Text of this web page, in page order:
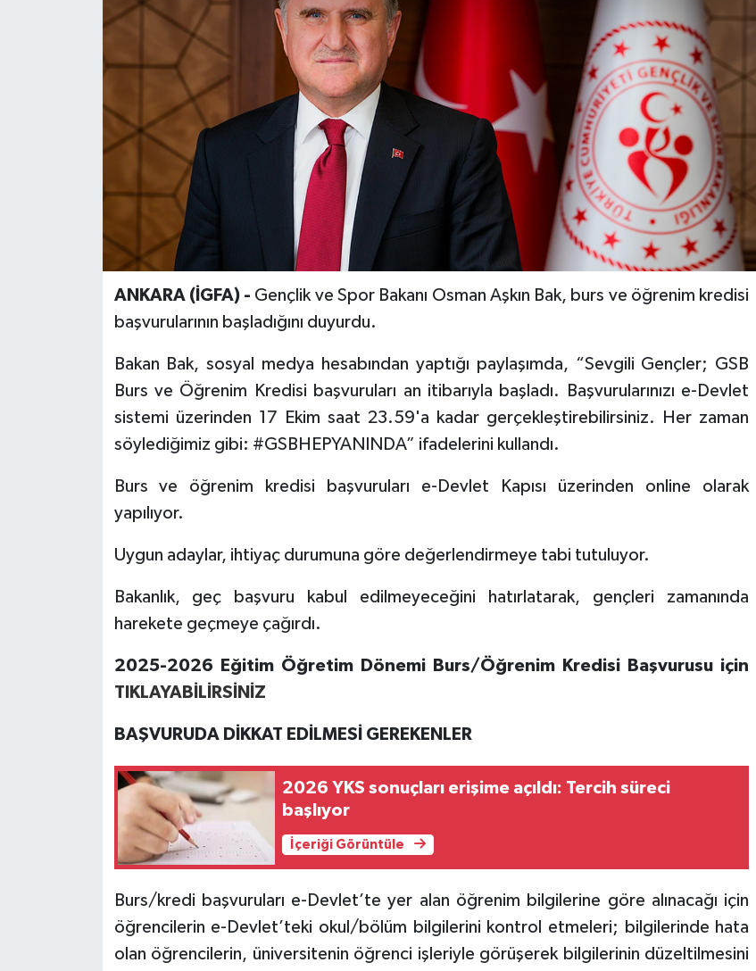
ANKARA (İGFA) - Gençlik ve Spor Bakanı Osman Aşkın Bak, burs ve öğrenim kredisi
başvurularının başladığını duyurdu.
Bakan Bak, sosyal medya hesabından yaptığı paylaşımda, “Sevgili Gençler; GSB
Burs ve Öğrenim Kredisi başvuruları an itibarıyla başladı. Başvurularınızı e-Devlet
sistemi üzerinden 17 Ekim saat 23.59'a kadar gerçekleştirebilirsiniz. Her zaman
söylediğimiz gibi: #GSBHEPYANINDA” ifadelerini kullandı.
Burs ve öğrenim kredisi başvuruları e-Devlet Kapısı üzerinden online olarak
yapılıyor.
Uygun adaylar, ihtiyaç durumuna göre değerlendirmeye tabi tutuluyor.
Bakanlık, geç başvuru kabul edilmeyeceğini hatırlatarak, gençleri zamanında
harekete geçmeye çağırdı.
2025-2026 Eğitim Öğretim Dönemi Burs/Öğrenim Kredisi Başvurusu için
TIKLAYABİLİRSİNİZ
BAŞVURUDA DİKKAT EDİLMESİ GEREKENLER
2026 YKS sonuçları erişime açıldı: Tercih süreci
başlıyor
İçeriği Görüntüle
Burs/kredi başvuruları e-Devlet’te yer alan öğrenim bilgilerine göre alınacağı için
öğrencilerin e-Devlet’teki okul/bölüm bilgilerini kontrol etmeleri; bilgilerinde hata
olan öğrencilerin, üniversitenin öğrenci işleriyle görüşerek bilgilerinin düzeltilmesini